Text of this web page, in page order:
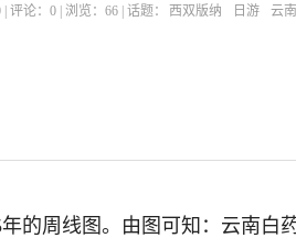
| 评论：0 | 浏览：66 | 话题： 西双版纳 日游 云南
的周线图。由图可知：云南白